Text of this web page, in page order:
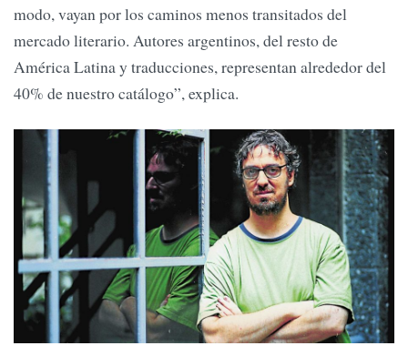
modo, vayan por los caminos menos transitados del
mercado literario. Autores argentinos, del resto de
América Latina y traducciones, representan alrededor del
40% de nuestro catálogo”, explica.